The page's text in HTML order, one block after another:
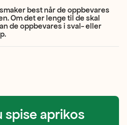
best når de oppbevares
Om det er lenge til de skal
de oppbevares i sval- eller
spise aprikos